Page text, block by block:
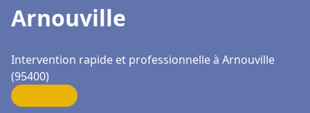
Arnouville
Intervention rapide et professionnelle à Arnouville
(95400)